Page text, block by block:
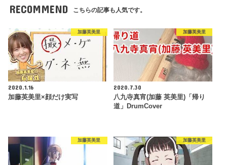
RECOMMEND こちらの記事も人気です。
加藤英美里
2020.1.16
加藤英美里×顔だけ実写
加藤英美里
2020.7.30
八九寺真宵(加藤 英美里)「帰り
道」DrumCover
加藤英美里 加藤英美里